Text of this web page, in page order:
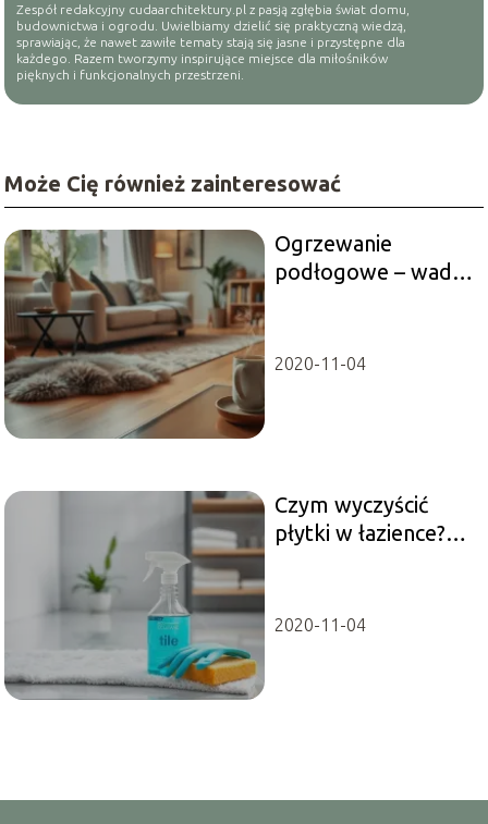
Zespół redakcyjny cudaarchitektury.pl z pasją zgłębia świat domu,
budownictwa i ogrodu. Uwielbiamy dzielić się praktyczną wiedzą,
sprawiając, że nawet zawiłe tematy stają się jasne i przystępne dla
każdego. Razem tworzymy inspirujące miejsce dla miłośników
pięknych i funkcjonalnych przestrzeni.
Może Cię również zainteresować
Ogrzewanie
podłogowe – wady i
2020-11-04
Czym wyczyścić
płytki w łazience?
2020-11-04